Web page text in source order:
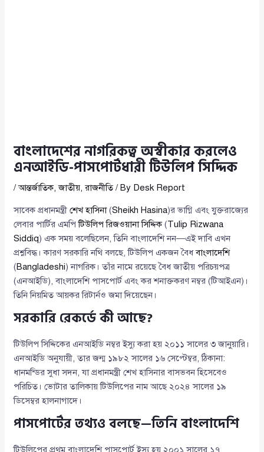
বাংলাদেশের নাগরিকত্ব অস্বীকার করলেও
এনআইডি-পাসপোর্টধারী টিউলিপ সিদ্দিক
/আন্তর্জাতিক,জাতীয়,রাজনীতি/ By Desk Report
সাবেক প্রধানমন্ত্রীশেখ হাসিনা(Sheikh Hasina)র ভাগ্নি এবং যুক্তরাজ্যের
লেবার পার্টির এমপিটিউলিপ রিজওয়ানা সিদ্দিক(Tulip Rizwana
Siddiq) এক সময় বলেছিলেন, তিনি বাংলাদেশি নন—এই দাবি এখন
প্রশ্নবিদ্ধ। কারণ সরকারি নথি বলছে, টিউলিপ একজন বৈধবাংলাদেশি
(Bangladeshi) নাগরিক। তাঁর নামে রয়েছে বৈধ জাতীয় পরিচয়পত্র
(এনআইডি), বাংলাদেশি পাসপোর্ট এবং কর শনাক্তকরণ নম্বর (টিআইএন)।
তিনি নিয়মিত আয়কর রিটার্নও জমা দিয়েছেন।
সরকারি রেকর্ডে কী আছে?
টিউলিপ সিদ্দিকের এনআইডি নম্বর ইস্যু করা হয় ২০১১ সালের ৩ জানুয়ারি।
এনআইডি অনুযায়ী, তার জন্ম ১৯৮২ সালের ১৬ সেপ্টেম্বর, ঠিকানা:
ধানমন্ডির সুধা সদন, যা প্রধানমন্ত্রী শেখ হাসিনার বাসভবন হিসেবেও
পরিচিত। ভোটার তালিকায় টিউলিপের নাম আছে ২০২৪ সালের ১৯
ডিসেম্বর হালনাগাদে।
পাসপোর্টের তথ্যও বলছে—তিনি বাংলাদেশি
টিউলিপের প্রথম বাংলাদেশি পাসপোর্ট ইস্যু হয় ২০০১ সালের ১৭